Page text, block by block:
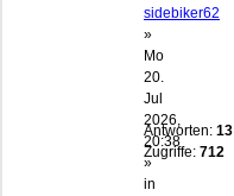
sidebiker62
»
Mo
20.
Jul
2026,
20:38
»
in
Antworten: 13
Zugriffe: 712